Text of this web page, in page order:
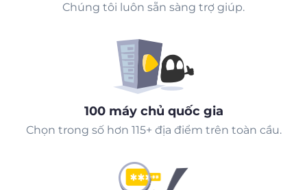
Chúng tôi luôn sẵn sàng trợ giúp.
100 máy chủ quốc gia
Chọn trong số hơn 115+ địa điểm trên toàn cầu.